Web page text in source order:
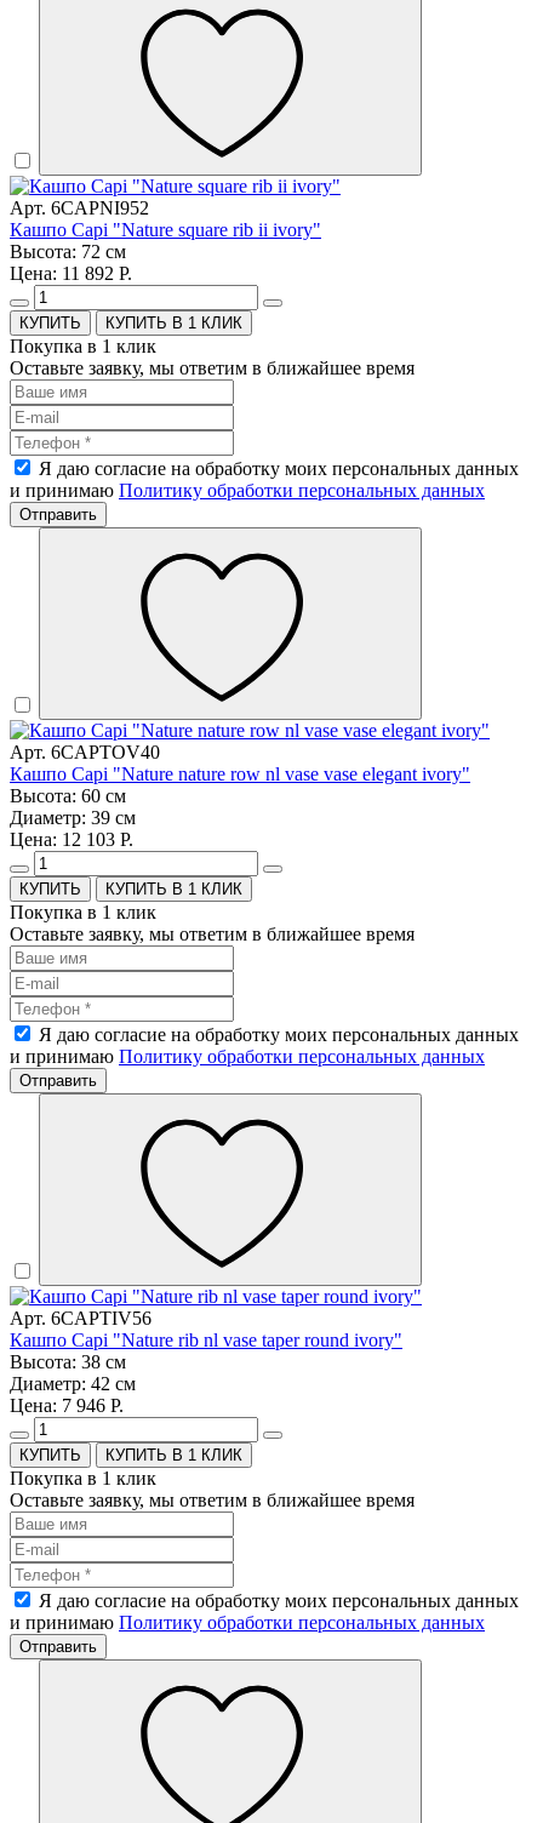
Арт. 6CAPNI952
Кашпо Capi "Nature square rib ii ivory"
Высота: 72 см
Цена: 11 892 Р.
КУПИТЬ В 1 КЛИК
Покупка в 1 клик
Оставьте заявку, мы ответим в ближайшее время
Я даю согласие на обработку моих персональных данных
и принимаю Политику обработки персональных данных
Отправить
Арт. 6CAPTOV40
Кашпо Capi "Nature nature row nl vase vase elegant ivory"
Высота: 60 см
Диаметр: 39 см
Цена: 12 103 Р.
КУПИТЬ В 1 КЛИК
Покупка в 1 клик
Оставьте заявку, мы ответим в ближайшее время
Я даю согласие на обработку моих персональных данных
и принимаю Политику обработки персональных данных
Отправить
Арт. 6CAPTIV56
Кашпо Capi "Nature rib nl vase taper round ivory"
Высота: 38 см
Диаметр: 42 см
Цена: 7 946 Р.
КУПИТЬ В 1 КЛИК
Покупка в 1 клик
Оставьте заявку, мы ответим в ближайшее время
Я даю согласие на обработку моих персональных данных
и принимаю Политику обработки персональных данных
Отправить